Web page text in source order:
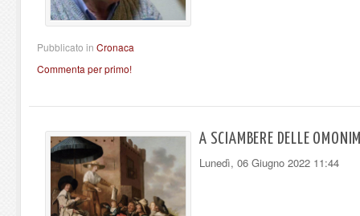
Pubblicato in Cronaca
Commenta per primo!
A SCIAMBERE DELLE
Lunedì, 06 Giugno 2022 11:44